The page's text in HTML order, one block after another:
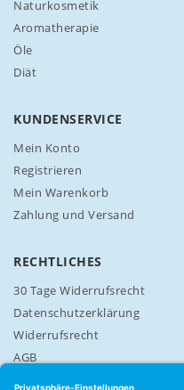
e
t
t
e
n
Naturkosmetik
Aromatherapie
Öle
Diät
KUNDENSERVICE
Mein Konto
Registrieren
Mein Warenkorb
Zahlung und Versand
RECHTLICHES
30 Tage Widerrufsrecht
Datenschutzerklärung
Widerrufsrecht
AGB